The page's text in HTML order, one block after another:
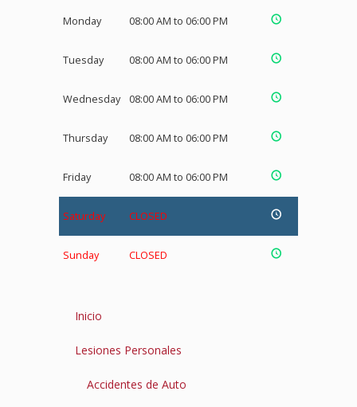
Monday 08:00 AM to 06:00 PM
Tuesday 08:00 AM to 06:00 PM
Wednesday 08:00 AM to 06:00 PM
Thursday 08:00 AM to 06:00 PM
Friday 08:00 AM to 06:00 PM
Saturday CLOSED
Sunday CLOSED
Inicio
Lesiones Personales
Accidentes de Auto